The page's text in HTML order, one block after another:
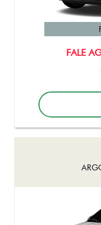
FALE